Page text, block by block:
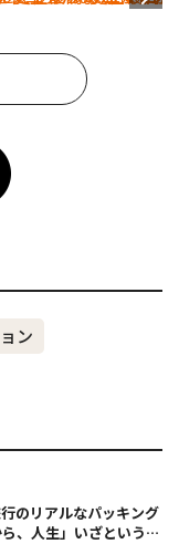
ン
のリアルなパッキング
、人生」いざというと